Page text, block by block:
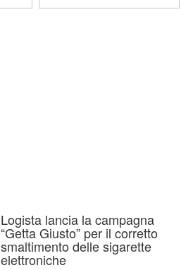
Logista lancia la campagna
“Getta Giusto” per il corretto
smaltimento delle sigarette
elettroniche